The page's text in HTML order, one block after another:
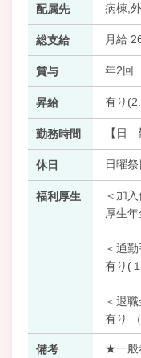
配属先 病棟,
総支給 月給
賞与 年2回
昇給 有り
勤務時間 【日
休日 日曜
福利厚生
＜加
厚生
＜通
有り(
＜退職
有り
備考
★一般